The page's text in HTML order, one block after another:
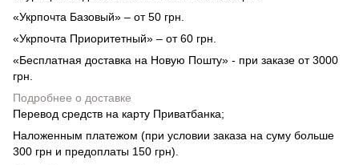
«Укрпочта Базовый» – от 50 грн.
«Укрпочта Приоритетный» – от 60 грн.
«Бесплатная доставка на Новую Пошту» - при заказе от 3000
грн.
Подробнее о доставке
Перевод средств на карту Приватбанка;
Наложенным платежом (при условии заказа на суму больше
300 грн и предоплаты 150 грн).